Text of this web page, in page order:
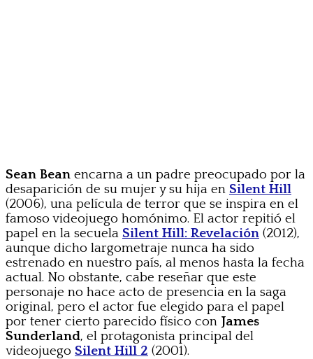
Sean Bean encarna a un padre preocupado por la
desaparición de su mujer y su hija en Silent Hill
(2006), una película de terror que se inspira en el
famoso videojuego homónimo. El actor repitió el
papel en la secuela Silent Hill: Revelación (2012),
aunque dicho largometraje nunca ha sido
estrenado en nuestro país, al menos hasta la fecha
actual. No obstante, cabe reseñar que este
personaje no hace acto de presencia en la saga
original, pero el actor fue elegido para el papel
por tener cierto parecido físico con James
Sunderland, el protagonista principal del
videojuego Silent Hill 2 (2001).